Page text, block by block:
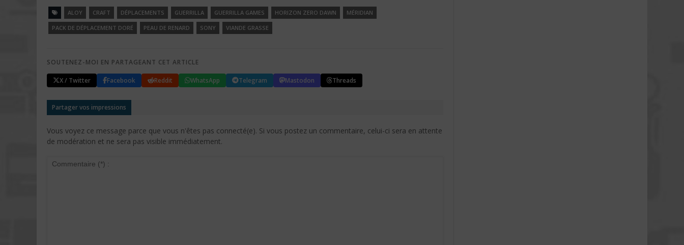
ALOY CRAFT DÉPLACEMENTS GUERRILLA GUERRILLA GAMES HORIZON ZERO DAWN
MÉRIDIAN
PACK DE DÉPLACEMENT DORÉ
PEAU DE RENARD SONY VIANDE GRASSE
SOUTENEZ-MOI EN PARTAGEANT CET ARTICLE
X / Twitter Facebook Reddit WhatsApp Telegram Mastodon Threads
Partager vos impressions
Vous voyez ce message parce que vous n'êtes pas connecté(e). Si vous postez un commentaire, celui-ci sera en attente
de modération et ne sera pas visible immédiatement.